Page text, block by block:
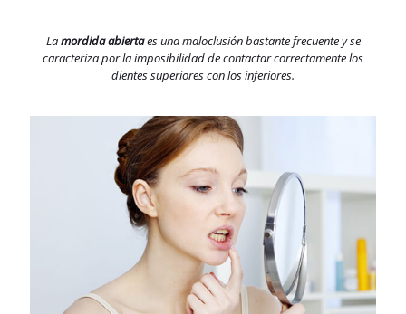
Lamordida abiertaes una maloclusión bastante frecuente y se
caracteriza por la imposibilidad de contactar correctamente los
dientes superiores con los inferiores.